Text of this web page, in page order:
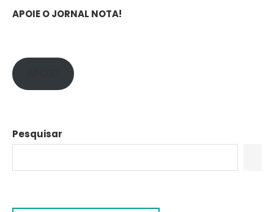
APOIE O JORNAL NOTA!
Pesquisar